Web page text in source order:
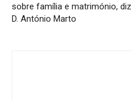
sobre família e matrimónio, diz
D. António Marto